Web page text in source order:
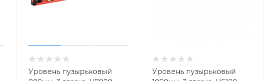
Уровень пузырьковый
Уровень пузырьковый